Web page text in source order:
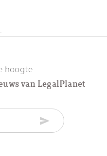
hoogte
van LegalPlanet